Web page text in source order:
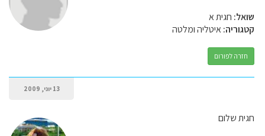
שואל: חגית א
קטגוריה:איטליה ומלטה
חזרה לפורום
13 יוני, 2009
חגית שלום